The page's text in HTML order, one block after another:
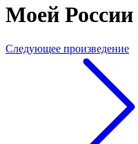
Моей России
Следующее произведение